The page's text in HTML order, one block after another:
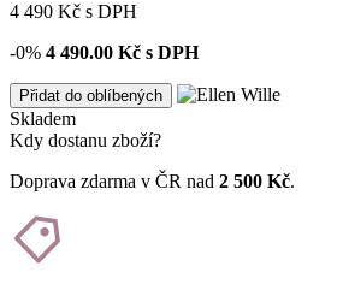
4 490 Kč s DPH
-0% 4 490.00 Kč s DPH
Přidat do oblíbených
Skladem
Kdy dostanu zboží?
Doprava zdarma v ČR nad 2 500 Kč.